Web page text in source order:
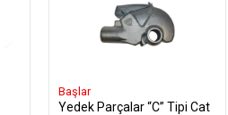
Başlar
Yedek Parçalar “C” Tipi Cat